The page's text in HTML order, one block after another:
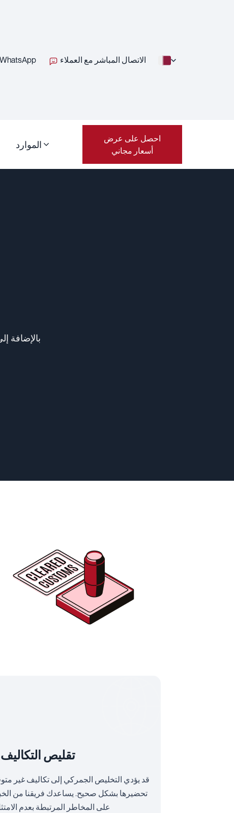
WhatsApp الاتصال المباشر مع العملاء
الموارد
احصل على عرض
أسعار مجاني
بالإضافة
تقليص
قد يؤدي التخليص الجمركي إلى تكاليف غير
تحضيرها بشكل صحيح. يساعدك فريقنا من
على المخاطر المرتبطة بعدم